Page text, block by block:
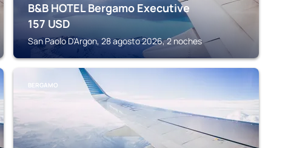
B&B HOTEL Bergamo Executive
157 USD
San Paolo D'Argon, 28 agosto 2026, 2 noches
BERGAMO